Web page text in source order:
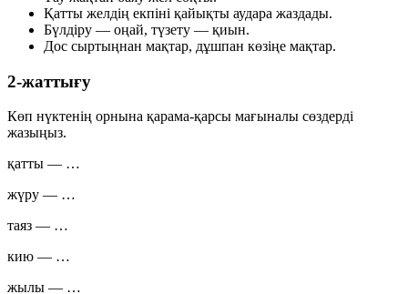
Қатты желдің екпіні қайықты аудара жаздады.
Бүлдіру — оңай, түзету — қиын.
Дос сыртыңнан мақтар, дұшпан көзіңе мақтар.
2-жаттығу
Көп нүктенің орнына қарама-қарсы мағыналы сөздерді
жазыңыз.
қатты — …
жүру — …
таяз — …
кию — …
жылы — …